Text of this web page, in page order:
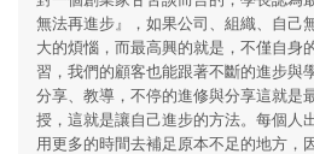
無法再進步』，如果公司、組織、自己
大的煩惱，而最高興的就是，不僅自身
習，我們的顧客也能跟著不斷的進步與
分享、教導，不停的進修與分享這就是
授，這就是讓自己進步的方法。每個人
用更多的時間去補足原本不足的地方，